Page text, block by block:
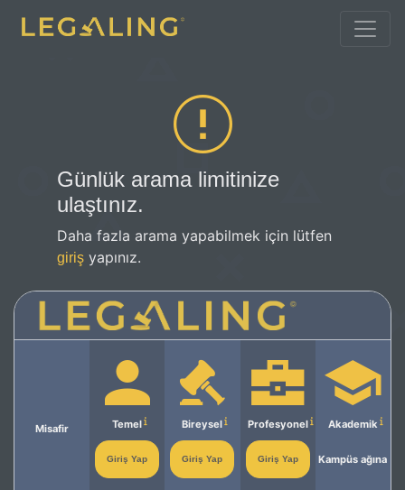
Günlük arama limitinize
ulaştınız.
Daha fazla arama yapabilmek için lütfen
giriş yapınız.
Misafir Temel
Giriş Yap
Bireysel
Giriş Yap
Profesyonel
Giriş Yap
Akademik
Kampüs ağına